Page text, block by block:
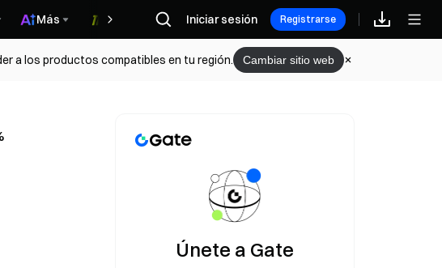
Más Recompensas
Iniciar sesión Registrarse
a los productos compatibles en tu región. Cambiar sitio web
Únete a Gate